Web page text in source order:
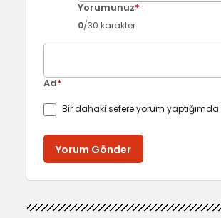
Yorumunuz*
0/30 karakter
Ad*
Bir dahaki sefere yorum
Yorum Gönder